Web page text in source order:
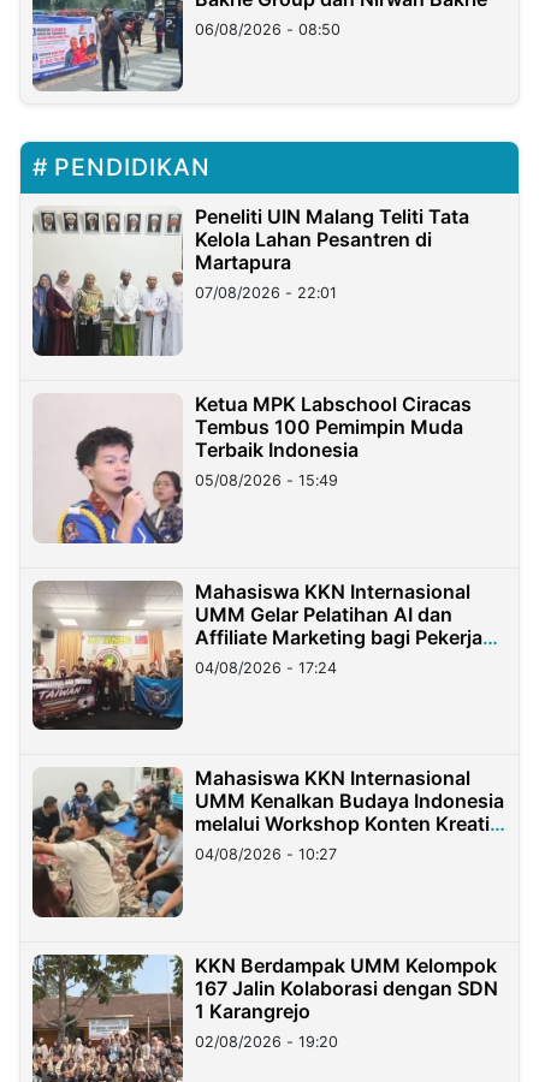
06/08/2026 - 08:50
PENDIDIKAN
Peneliti UIN Malang Teliti Tata
Kelola Lahan Pesantren di
Martapura
07/08/2026 - 22:01
Ketua MPK Labschool Ciracas
Tembus 100 Pemimpin Muda
Terbaik Indonesia
05/08/2026 - 15:49
Mahasiswa KKN Internasional
UMM Gelar Pelatihan AI dan
Affiliate Marketing bagi Pekerja
Migran Indonesia di Taiwan
04/08/2026 - 17:24
Mahasiswa KKN Internasional
UMM Kenalkan Budaya Indonesia
melalui Workshop Konten Kreatif
di Taiwan
04/08/2026 - 10:27
KKN Berdampak UMM Kelompok
167 Jalin Kolaborasi dengan SDN
1 Karangrejo
02/08/2026 - 19:20